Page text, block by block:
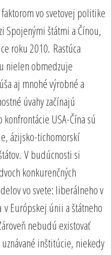
vo svetovej politike
štátmi a Čínou,
roku 2010. Rastúca
nielen obmedzuje
aj mnohé výrobné a
úvahy začínajú
USA-Čína sú
ázijsko-tichomorskí
V budúcnosti si
konkurenčných
vo svete: liberálneho v
v Európskej únii a štátneho
nebudú existovať
inštitúcie, niekedy